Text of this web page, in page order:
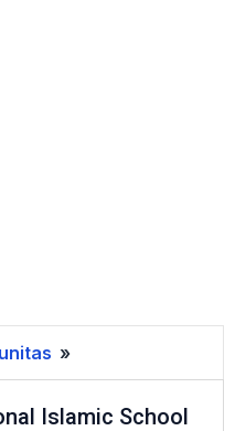
»
Scope
International
Islamic School